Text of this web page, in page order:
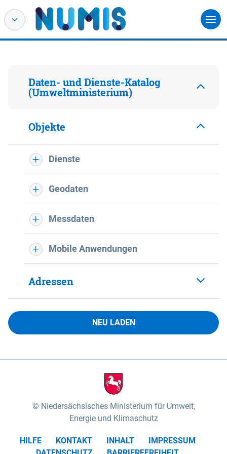
Daten- und Dienste-Katalog
(Umweltministerium)
Objekte
Dienste
Geodaten
Messdaten
Mobile Anwendungen
Adressen
NEU LADEN
Niedersächsisches Ministerium für Umwelt,
Energie und Klimaschutz
HILFE KONTAKT INHALT
IMPRESSUM